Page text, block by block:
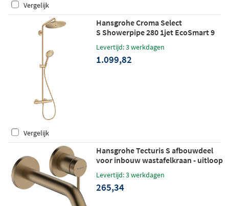
Vergelijk
Hansgrohe Croma Select
S Showerpipe 280 1jet EcoSmart 9
l/min met douchethermostaat en
handdouche Raindance Select S 120
3jet Brushed Bronze
Levertijd: 3 werkdagen
1.099,82
Vergelijk
Hansgrohe Tecturis S afbouwdeel
voor inbouw wastafelkraan - uitloop
16,5 cm - Brushed Bronze
Levertijd: 3 werkdagen
265,34